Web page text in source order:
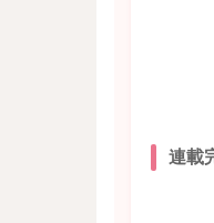
連載